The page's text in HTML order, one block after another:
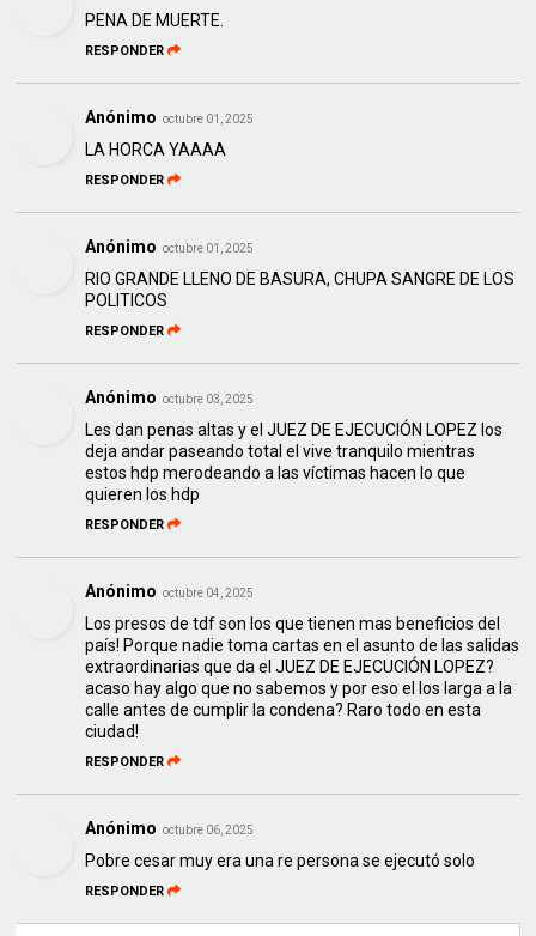
PENA DE MUERTE.
RESPONDER
Anónimo octubre 01, 2025
LA HORCA YAAAA
RESPONDER
Anónimo octubre 01, 2025
RIO GRANDE LLENO DE BASURA, CHUPA SANGRE DE LOS
POLITICOS
RESPONDER
Anónimo octubre 03, 2025
Les dan penas altas y el JUEZ DE EJECUCIÓN LOPEZ los
deja andar paseando total el vive tranquilo mientras
estos hdp merodeando a las víctimas hacen lo que
quieren los hdp
RESPONDER
Anónimo octubre 04, 2025
Los presos de tdf son los que tienen mas beneficios del
país! Porque nadie toma cartas en el asunto de las salidas
extraordinarias que da el JUEZ DE EJECUCIÓN LOPEZ?
acaso hay algo que no sabemos y por eso el los larga a la
calle antes de cumplir la condena? Raro todo en esta
ciudad!
RESPONDER
Anónimo octubre 06, 2025
Pobre cesar muy era una re persona se ejecutó solo
RESPONDER